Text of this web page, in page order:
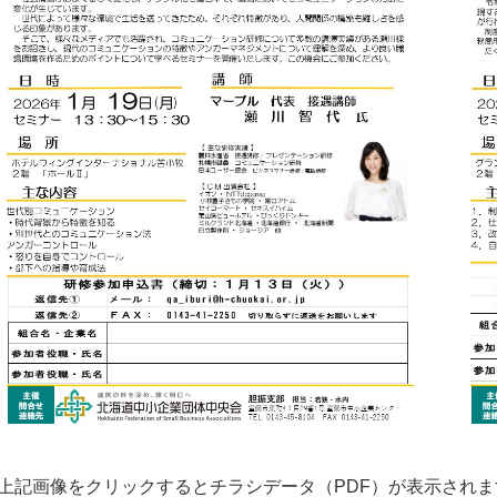
記画像をクリックするとチラシデータ（PDF）が表示され